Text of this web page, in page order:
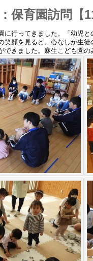
保育園訪問【
行ってきました。「幼児
笑顔を見ると、心なしか生
できました。麻生こども園